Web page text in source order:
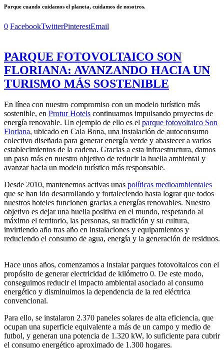
Porque cuando cuidamos el planeta, cuidamos de nosotros.
0 FacebookTwitterPinterestEmail
PARQUE FOTOVOLTAICO SON
FLORIANA: AVANZANDO HACIA UN
TURISMO MÁS SOSTENIBLE
En línea con nuestro compromiso con un modelo turístico más
sostenible, en Protur Hotels continuamos impulsando proyectos de
energía renovable. Un ejemplo de ello es el parque fotovoltaico Son
Floriana, ubicado en Cala Bona, una instalación de autoconsumo
colectivo diseñada para generar energía verde y abastecer a varios
establecimientos de la cadena. Gracias a esta infraestructura, damos
un paso más en nuestro objetivo de reducir la huella ambiental y
avanzar hacia un modelo turístico más responsable.
Desde 2010, mantenemos activas unas políticas medioambientales
que se han ido desarrollando y fortaleciendo hasta lograr que todos
nuestros hoteles funcionen gracias a energías renovables. Nuestro
objetivo es dejar una huella positiva en el mundo, respetando al
máximo el territorio, las personas, su tradición y su cultura,
invirtiendo año tras año en instalaciones y equipamientos y
reduciendo el consumo de agua, energía y la generación de residuos.
Hace unos años, comenzamos a instalar parques fotovoltaicos con el
propósito de generar electricidad de kilómetro 0. De este modo,
conseguimos reducir el impacto ambiental asociado al consumo
energético y disminuimos la dependencia de la red eléctrica
convencional.
Para ello, se instalaron 2.370 paneles solares de alta eficiencia, que
ocupan una superficie equivalente a más de un campo y medio de
futbol, y generan una potencia de 1.320 kW, lo suficiente para cubrir
el consumo energético aproximado de 1.300 hogares.